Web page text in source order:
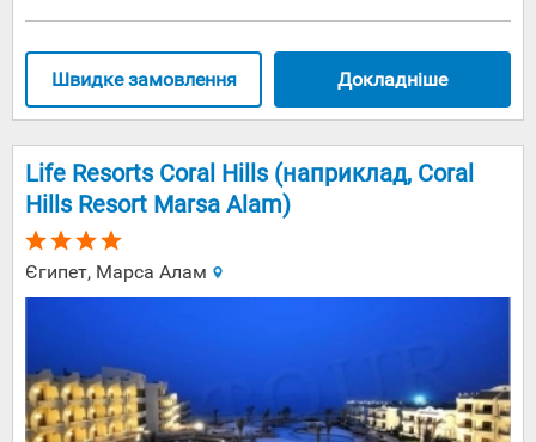
Докладніше
Швидке замовлення
Life Resorts Coral Hills (наприклад, Coral
Hills Resort Marsa Alam)
Єгипет, Марса Алам